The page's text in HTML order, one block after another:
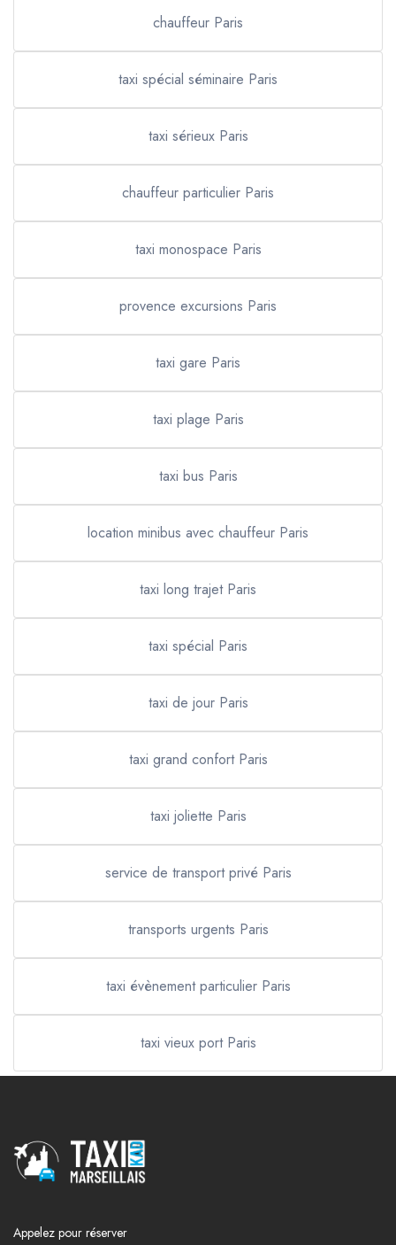
chauffeur Paris
taxi spécial séminaire Paris
taxi sérieux Paris
chauffeur particulier Paris
taxi monospace Paris
provence excursions Paris
taxi gare Paris
taxi plage Paris
taxi bus Paris
location minibus avec chauffeur Paris
taxi long trajet Paris
taxi spécial Paris
taxi de jour Paris
taxi grand confort Paris
taxi joliette Paris
service de transport privé Paris
transports urgents Paris
taxi évènement particulier Paris
taxi vieux port Paris
Appelez pour réserver